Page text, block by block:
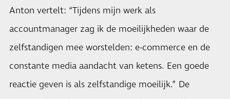
Anton vertelt: “Tijdens mijn werk als
accountmanager zag ik de moeilijkheden waar de
zelfstandigen mee worstelden: e-commerce en de
constante media aandacht van ketens. Een goede
reactie geven is als zelfstandige moeilijk.” De